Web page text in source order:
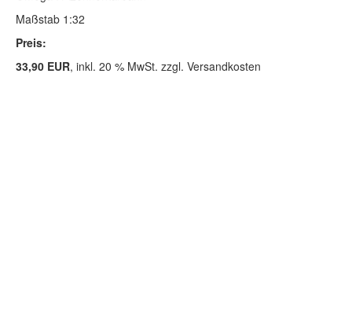
Maßstab 1:32
Preis:
33,90 EUR, inkl. 20 % MwSt. zzgl. Versandkosten